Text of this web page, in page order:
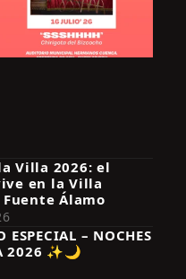
Villa 2026: el
en la Villa
Fuente Álamo
ESPECIAL – NOCHES
2026 ✨🌙